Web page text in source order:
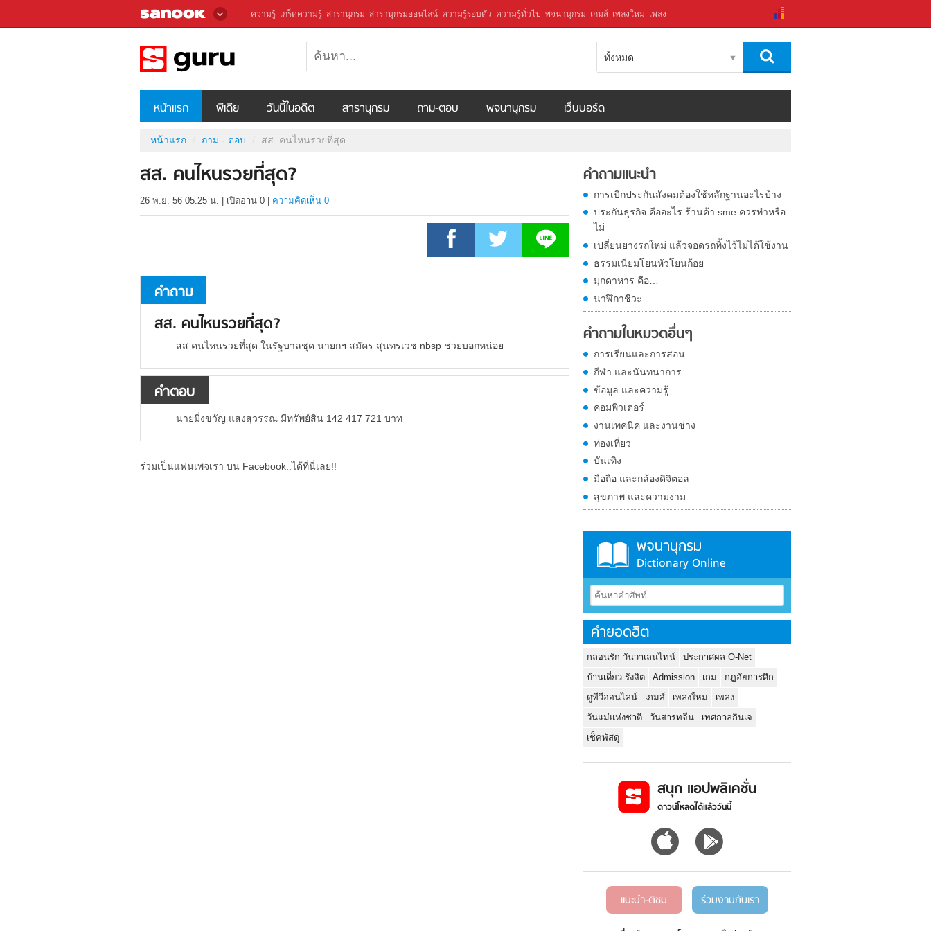
ความรู้ เกร็ดความรู้ สารานุกรม สารานุกรมออนไลน์ ความรู้รอบตัว ความรู้ทั่วไป พจนานุกรม เกมส์ เพลงใหม่ เพลง
ทั้งหมด
หน้าแรก พีเดีย วันนี้ในอดีต สารานุกรม ถาม-ตอบ พจนานุกรม เว็บบอร์ด
หน้าแรก ถาม - ตอบ สส. คนไหนรวยที่สุด
สส. คนไหนรวยที่สุด?
26 พ.ย. 56 05.25 น. เปิดอ่าน 0 ความคิดเห็น 0
คำถาม
สส. คนไหนรวยที่สุด?
สส คนไหนรวยที่สุด ในรัฐบาลชุด นายกฯ สมัคร สุนทรเวช nbsp ช่วยบอกหน่อย
คำตอบ
นายมิ่งขวัญ แสงสุวรรณ มีทรัพย์สิน 142 417 721 บาท
ร่วมเป็นแฟนเพจเรา บน Facebook..ได้ที่นี่เลย!!
คำถามแนะนำ
การเบิกประกันสังคมต้องใช้หลักฐานอะไรบ้าง
ประกันธุรกิจ คืออะไร ร้านค้า sme ควรทำหรือ
ไม่
เปลี่ยนยางรถใหม่ แล้วจอดรถทิ้งไว้ไม่ได้ใช้งาน
ธรรมเนียมโยนหัวโยนก้อย
มุกดาหาร คือ…
นาฬิกาชีวะ
คำถามในหมวดอื่นๆ
การเรียนและการสอน
กีฬา และนันทนาการ
ข้อมูล และความรู้
คอมพิวเตอร์
งานเทคนิค และงานช่าง
ท่องเที่ยว
บันเทิง
มือถือ และกล้องดิจิตอล
สุขภาพ และความงาม
พจนานุกรม
Dictionary Online
คำยอดฮิต
กลอนรัก วันวาเลนไทน์
ประกาศผล O-Net
บ้านเดี่ยว รังสิต
Admission เกม
กฏอัยการศึก
ดูทีวีออนไลน์
เกมส์ เพลงใหม่
เพลง
วันแม่แห่งชาติ
วันสารทจีน
เทศกาลกินเจ
เช็คพัสดุ
สนุก แอปพลิเคชั่น
ดาวน์โหลดได้แล้ววันนี้
แนะนำ-ติชม ร่วมงานกับเรา